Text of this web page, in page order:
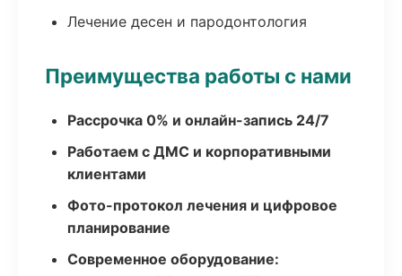
Лечение десен и пародонтология
Преимущества работы с нами
Рассрочка 0% и онлайн-запись 24/7
Работаем с ДМС и корпоративными
клиентами
Фото-протокол лечения и цифровое
планирование
Современное оборудование: